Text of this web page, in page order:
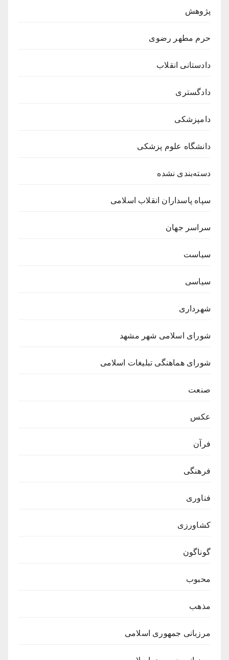
پژوهش
حرم مطهر رضوی
دادستانی انقلاب
دادگستری
دامپزشکی
دانشگاه علوم پزشکی
دسته‌بندی نشده
سپاه پاسداران انقلاب اسلامی
سراسر جهان
سیاست
سیاسی
شهرداری
شورای اسلامی شهر مشهد
شورای هماهنگی تبلیغات اسلامی
صنعت
عکس
فرآن
فرهنگی
فناوری
کشاورزی
گوناگون
محبوب
مذهب
مرزبانی جمهوری اسلامی